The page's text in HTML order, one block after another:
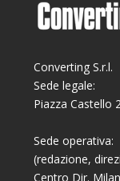
Converting S.r.l.
Sede legale:
Piazza Castello
Sede operativa:
(redazione,
Centro Dir.